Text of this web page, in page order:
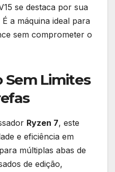
se destaca por sua
a máquina ideal para
sem comprometer o
Sem Limites
Ryzen 7, este
e eficiência em
múltiplas abas de
de edição,